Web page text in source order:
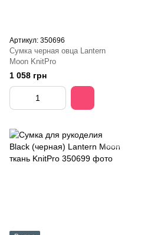
Артикул: 350696
Сумка черная овца Lantern
Moon KnitPro
1 058 грн